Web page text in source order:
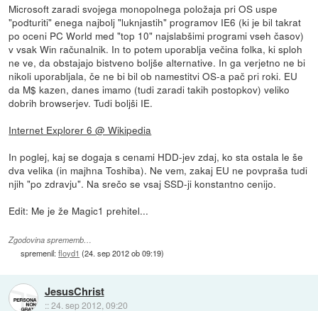
Microsoft zaradi svojega monopolnega položaja pri OS uspe
"podturiti" enega najbolj "luknjastih" programov IE6 (ki je bil takrat
po oceni PC World med "top 10" najslabšimi programi vseh časov)
v vsak Win računalnik. In to potem uporablja večina folka, ki sploh
ne ve, da obstajajo bistveno boljše alternative. In ga verjetno ne bi
nikoli uporabljala, če ne bi bil ob namestitvi OS-a pač pri roki. EU
da M$ kazen, danes imamo (tudi zaradi takih postopkov) veliko
dobrih browserjev. Tudi boljši IE.
Internet Explorer 6 @ Wikipedia
In poglej, kaj se dogaja s cenami HDD-jev zdaj, ko sta ostala le še
dva velika (in majhna Toshiba). Ne vem, zakaj EU ne povpraša tudi
njih "po zdravju". Na srečo se vsaj SSD-ji konstantno cenijo.
Edit: Me je že Magic1 prehitel...
Zgodovina sprememb…
spremenil:floyd1 (24. sep 2012 ob 09:19)
JesusChrist
::24. sep 2012, 09:20